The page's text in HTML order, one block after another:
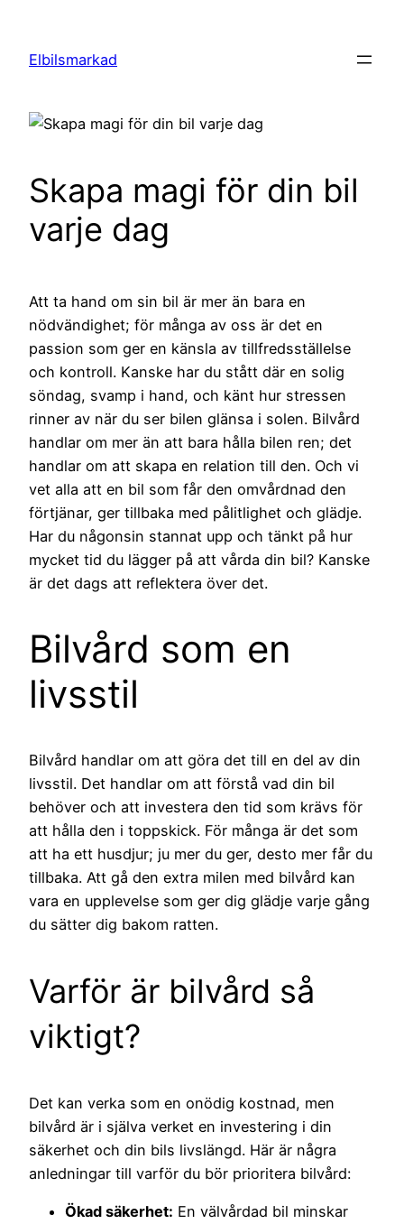
innehåll
Elbilsmarkad
Skapa magi för din bil
varje dag
Att ta hand om sin bil är mer än bara en
nödvändighet; för många av oss är det en
passion som ger en känsla av tillfredsställelse
och kontroll. Kanske har du stått där en solig
söndag, svamp i hand, och känt hur stressen
rinner av när du ser bilen glänsa i solen. Bilvård
handlar om mer än att bara hålla bilen ren; det
handlar om att skapa en relation till den. Och vi
vet alla att en bil som får den omvårdnad den
förtjänar, ger tillbaka med pålitlighet och glädje.
Har du någonsin stannat upp och tänkt på hur
mycket tid du lägger på att vårda din bil? Kanske
är det dags att reflektera över det.
Bilvård som en
livsstil
Bilvård handlar om att göra det till en del av din
livsstil. Det handlar om att förstå vad din bil
behöver och att investera den tid som krävs för
att hålla den i toppskick. För många är det som
att ha ett husdjur; ju mer du ger, desto mer får du
tillbaka. Att gå den extra milen med bilvård kan
vara en upplevelse som ger dig glädje varje gång
du sätter dig bakom ratten.
Varför är bilvård så
viktigt?
Det kan verka som en onödig kostnad, men
bilvård är i själva verket en investering i din
säkerhet och din bils livslängd. Här är några
anledningar till varför du bör prioritera bilvård:
Ökad säkerhet: En välvårdad bil minskar